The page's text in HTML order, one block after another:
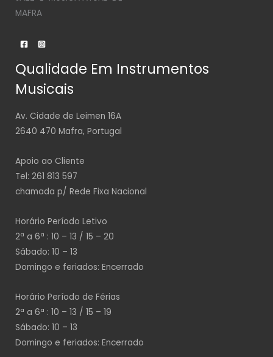
MAFRA
Qualidade Em Instrumentos
Musicais
Av. Cidade de Leimen 16A
2640 470 Mafra, Portugal
Apoio ao Cliente
Tel: 261 813 597
chamada p/ Rede Fixa Nacional
Horário Período Letivo
2ª a 6ª : 10 – 13 / 15 – 20
Sábado: 10 – 13
Domingo e feriados: Encerrado
Horário Período de Férias
2ª a 6ª : 10 – 13 / 15 – 19
Sábado: 10 – 13
Domingo e feriados: Encerrado